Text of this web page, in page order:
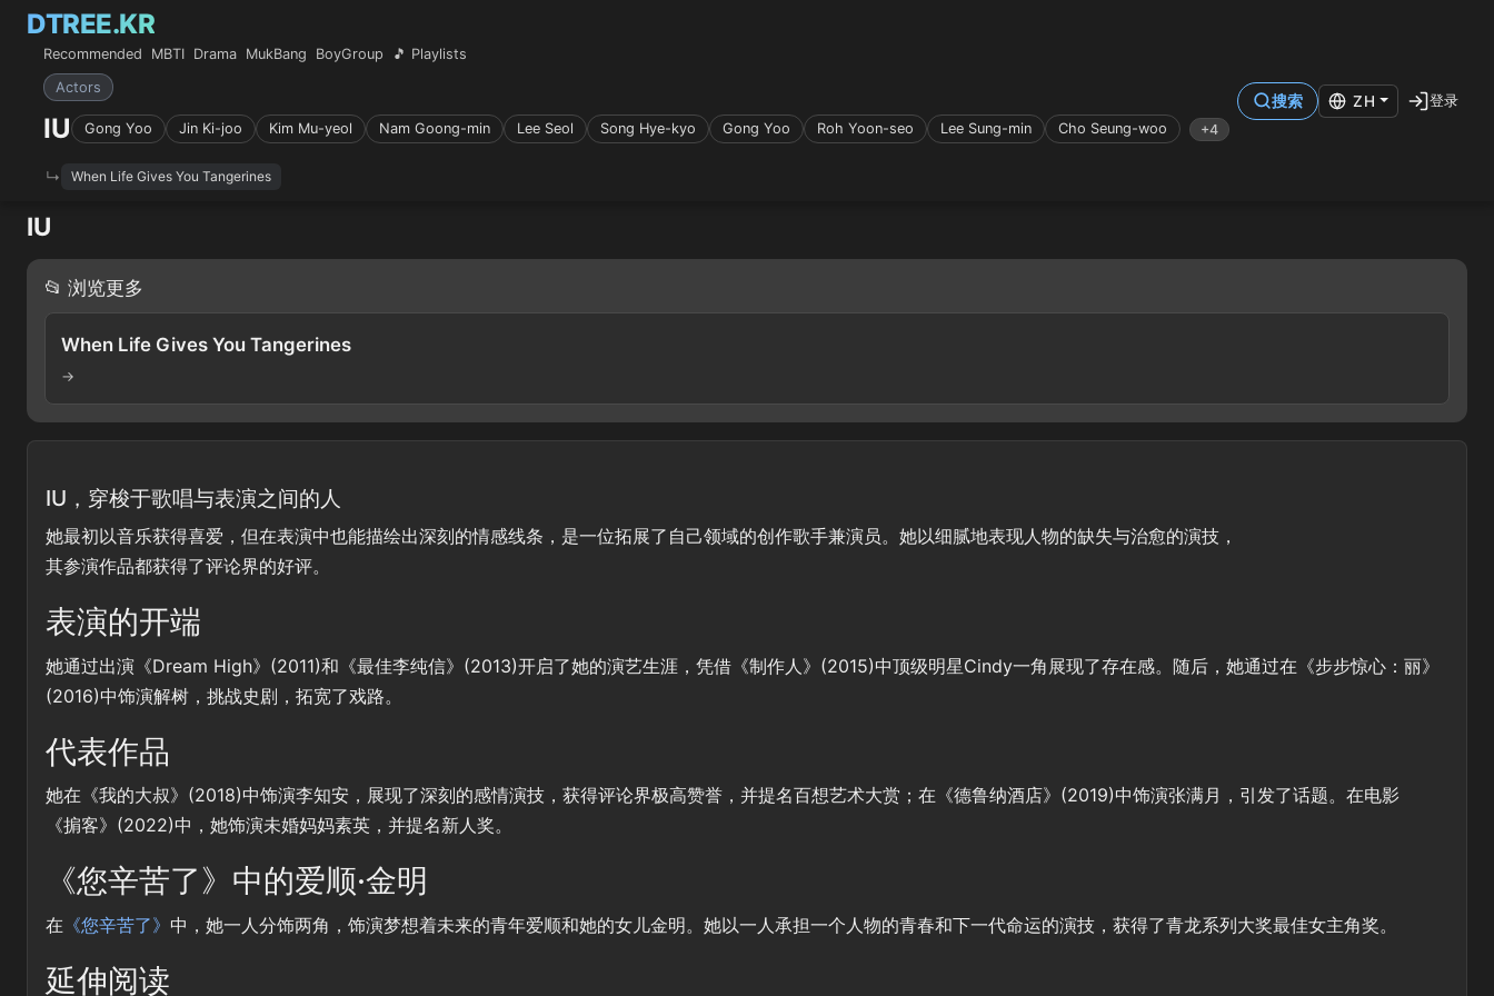
DTREE.KR
Recommended MBTI Drama MukBang BoyGroup
🎵 Playlists
Actors
IU Gong Yoo Jin Ki-joo Kim Mu-yeol Nam Goong-min Lee Seol Song Hye-kyo Gong Yoo Roh Yoon-seo Lee Sung-min Cho Seung-woo +4
When Life Gives You Tangerines
搜索 ZH 登录
IU
📂 浏览更多
When Life Gives You Tangerines
→
IU，穿梭于歌唱与表演之间的人
她最初以音乐获得喜爱，但在表演中也能描绘出深刻的情感线条，是一位拓展了自己领域的创作歌手兼演员。她以细腻地表现人物的缺失与治愈的演技，
其参演作品都获得了评论界的好评。
表演的开端
她通过出演《Dream High》(2011)和《最佳李纯信》(2013)开启了她的演艺生涯，凭借《制作人》(2015)中顶级明星Cindy一角展现了存在感。随后，她通过在《步步惊心：丽》
(2016)中饰演解树，挑战史剧，拓宽了戏路。
代表作品
她在《我的大叔》(2018)中饰演李知安，展现了深刻的感情演技，获得评论界极高赞誉，并提名百想艺术大赏；在《德鲁纳酒店》(2019)中饰演张满月，引发了话题。在电影
《掮客》(2022)中，她饰演未婚妈妈素英，并提名新人奖。
《您辛苦了》中的爱顺·金明
在 《您辛苦了》 中，她一人分饰两角，饰演梦想着未来的青年爱顺和她的女儿金明。她以一人承担一个人物的青春和下一代命运的演技，获得了青龙系列大奖最佳女主角奖。
延伸阅读